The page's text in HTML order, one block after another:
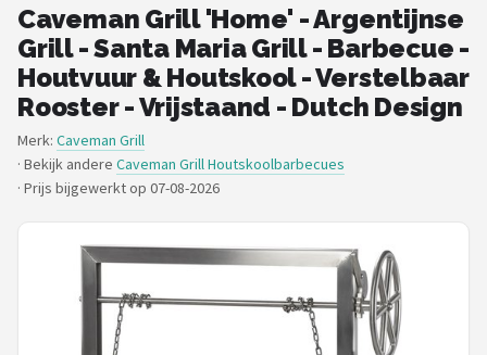
Merken
Blog
Recepten
Goedkoopste BBQ's
Gasbarbecues
Houtskoolbarbecues
Caveman Grill 'Home' - Argentijnse
Grill - Santa Maria Grill - Barbecue -
Houtvuur & Houtskool - Verstelbaar
Rooster - Vrijstaand - Dutch Design
Merk: Caveman Grill
· Bekijk andere Caveman Grill Houtskoolbarbecues
· Prijs bijgewerkt op 07-08-2026